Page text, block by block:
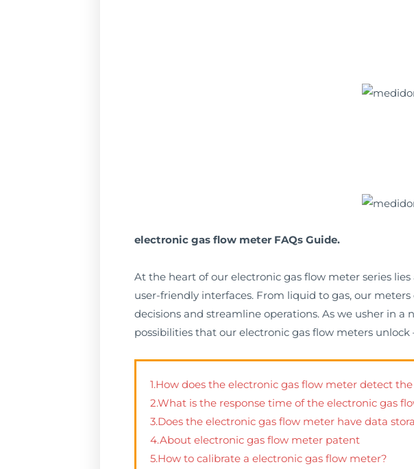
electronic gas flow meter FAQs Guide.
At the heart of our electronic gas flow meter series
user-friendly interfaces. From liquid to gas, our
decisions and streamline operations. As we usher in
possibilities that our electronic gas flow meters
1.How does the electronic gas flow meter detect
2.What is the response time of the electronic gas
3.Does the electronic gas flow meter have data
4.About electronic gas flow meter patent
5.How to calibrate a electronic gas flow meter?